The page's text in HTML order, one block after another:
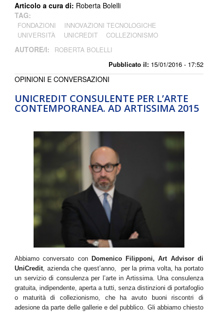
Pubblicato il: 15/01/2016 - 17:52
Articolo a cura di: Roberta Bolelli
TAG:
FONDAZIONI
INNOVAZIONI TECNOLOGICHE
UNIVERSITÀ
UNICREDIT COLLEZIONISMO
AUTORE/I: ROBERTA BOLELLI
UNICREDIT CONSULENTE PER L’ARTE
CONTEMPORANEA. AD ARTISSIMA 2015
OPINIONI E CONVERSAZIONI
Abbiamo conversato conDomenico Filipponi, Art Advisor di
UniCredit, azienda che quest’anno, per la prima volta, ha portato
un servizio di consulenza per l’arte in Artissima. Una consulenza
gratuita, indipendente, aperta a tutti, senza distinzioni di portafoglio
o maturità di collezionismo, che ha avuto buoni riscontri di
adesione da parte delle gallerie e del pubblico. Gli abbiamo chiesto